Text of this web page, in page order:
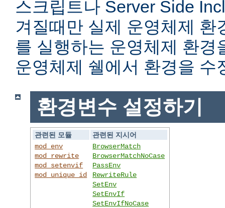
스크립트나 Server Side
겨질때만 실제 운영체제 환
를 실행하는 운영체제 환경
운영체제 쉘에서 환경을 수
환경변수 설정하기
관련된 모듈
관련된 지시어
mod_env
mod_rewrite
mod_setenvif
mod_unique_id
BrowserMatch
BrowserMatchNoCase
PassEnv
RewriteRule
SetEnv
SetEnvIf
SetEnvIfNoCase